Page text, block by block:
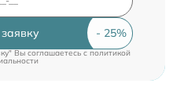
Вы соглашаетесь cполитикой